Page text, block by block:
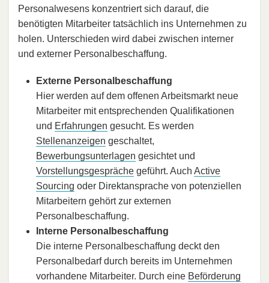
Personalwesens konzentriert sich darauf, die
benötigten Mitarbeiter tatsächlich ins Unternehmen zu
holen. Unterschieden wird dabei zwischen interner
und externer Personalbeschaffung.
Externe Personalbeschaffung
Hier werden auf dem offenen Arbeitsmarkt neue
Mitarbeiter mit entsprechenden Qualifikationen
und Erfahrungen gesucht. Es werden
Stellenanzeigen geschaltet,
Bewerbungsunterlagen gesichtet und
Vorstellungsgespräche geführt. Auch Active
Sourcing oder Direktansprache von potenziellen
Mitarbeitern gehört zur externen
Personalbeschaffung.
Interne Personalbeschaffung
Die interne Personalbeschaffung deckt den
Personalbedarf durch bereits im Unternehmen
vorhandene Mitarbeiter. Durch eine Beförderung